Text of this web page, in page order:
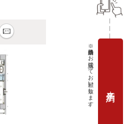
※当日予約はお電話にてお願い致します。